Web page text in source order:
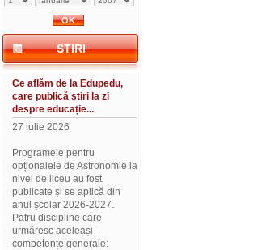
STIRI
Ce aflăm de la Edupedu,
care publică știri la zi
despre educație...
27 iulie 2026
Programele pentru
opționalele de Astronomie la
nivel de liceu au fost
publicate și se aplică din
anul școlar 2026-2027.
Patru discipline care
urmăresc aceleași
competențe generale: